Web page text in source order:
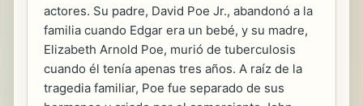
actores. Su padre, David Poe Jr., abandonó a la
familia cuando Edgar era un bebé, y su madre,
Elizabeth Arnold Poe, murió de tuberculosis
cuando él tenía apenas tres años. A raíz de la
tragedia familiar, Poe fue separado de sus